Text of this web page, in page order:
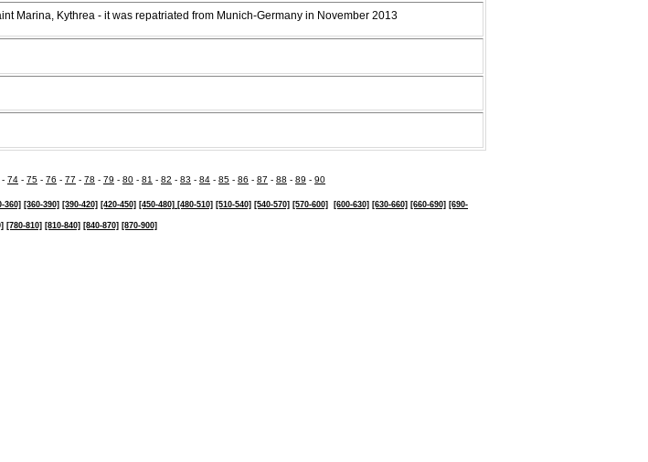
Marina, Kythrea - it was repatriated from Munich-Germany in November 2013
- 74 - 75 - 76 - 77 - 78 - 79 - 80 - 81 - 82 - 83 - 84 - 85 - 86 - 87 - 88 - 89 - 90
360] [360-390] [390-420] [420-450] [450-480] [480-510] [510-540] [540-570] [570-600] [600-630] [630-660] [660-690] [690-
[780-810] [810-840] [840-870] [870-900]